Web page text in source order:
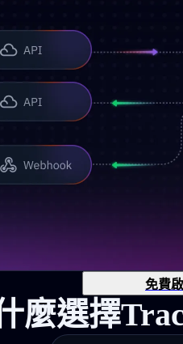
免費
麼選擇